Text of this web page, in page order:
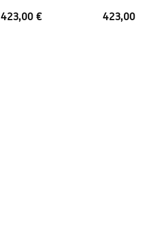
423,00 € 423,00 €